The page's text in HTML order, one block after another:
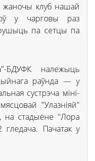
жаночы клуб нашай
у чарговы раз
па сетцы па
БДУФК належыць
раўнда — у
сустрэча міні-
"Улазніяй"
на стадыёне "Лора
Пачатак у